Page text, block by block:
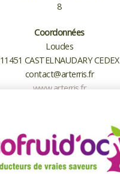
8
Coordonnées
Loudes
11451 CASTELNAUDARY CEDEX
contact@arterris.fr
www.arterris.fr